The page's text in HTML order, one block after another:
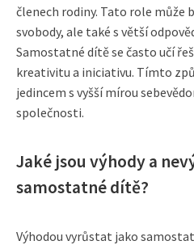
členech rodiny. Tato role může
svobody, ale také s větší
Samostatné dítě se často učí
kreativitu a iniciativu. Tímto
jedincem s vyšší mírou
společnosti.
Jaké jsou výhody a
samostatné dítě?
Výhodou vyrůstat jako